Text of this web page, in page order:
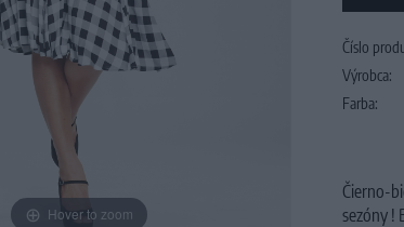
Číslo
Výrobca:
Farba:
Čierno-
sezóny !
Hover to zoom